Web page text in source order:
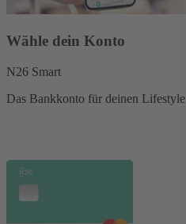
Wähle dein Konto
N26 Smart
Das Bankkonto für deinen Lifestyle